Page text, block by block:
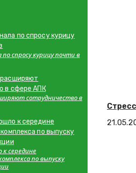
по спросу курицу почти в
сотрудничество в
к середине
по выпуску